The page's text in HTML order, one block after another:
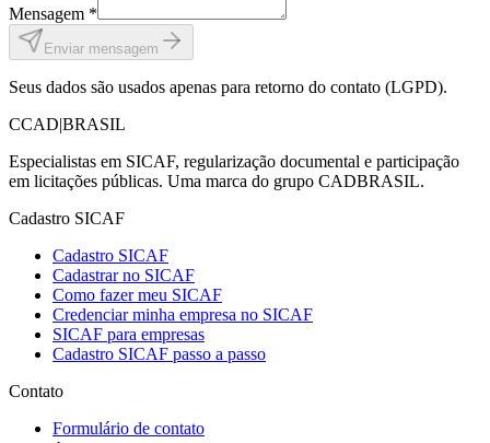
Mensagem *
Enviar mensagem
Seus dados são usados apenas para retorno do contato (LGPD).
CCAD|BRASIL
Especialistas em SICAF, regularização documental e participação
em licitações públicas. Uma marca do grupo CADBRASIL.
Cadastro SICAF
Cadastro SICAF
Cadastrar no SICAF
Como fazer meu SICAF
Credenciar minha empresa no SICAF
SICAF para empresas
Cadastro SICAF passo a passo
Contato
Formulário de contato